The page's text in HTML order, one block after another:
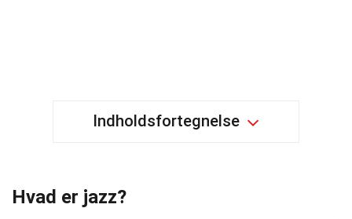
Indholdsfortegnelse
Hvad er jazz?